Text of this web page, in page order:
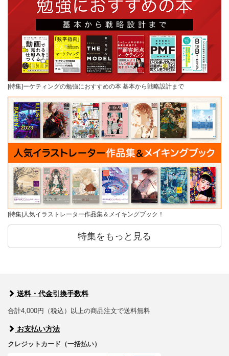
[特集]ーケティングの勉強におすすめの本 基本から戦略設計まで
[特集]人気イラストレーター作品集＆メイキングブック！
特集をもっと見る
送料・代金引換手数料
合計4,000円（税込）以上の商品注文で送料無料
お支払い方法
クレジットカード（一括払い）